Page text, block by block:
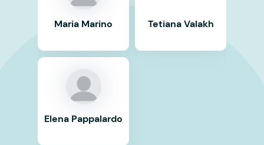
Maria Marino
Elena Pappalardo
Tetiana Valakh